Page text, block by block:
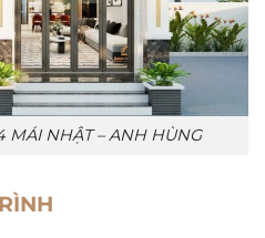
MÁI NHẬT – ANH HÙNG